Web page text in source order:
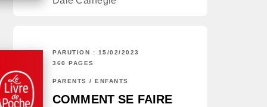
PARUTION : 15/02/2023
360 PAGES
PARENTS / ENFANTS
COMMENT SE FAIRE